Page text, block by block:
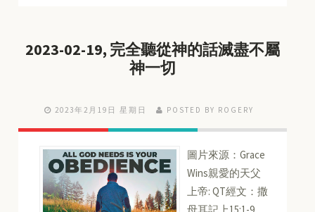
2023-02-19, 完全聽從神的話滅盡不屬
神一切
2023年2月19日 星期日 POSTED BY ROGERY
圖片來源：Grace
Wins親愛的天父
上帝: QT經文：撒